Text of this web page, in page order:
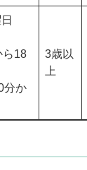
18
分か
3歳以
上